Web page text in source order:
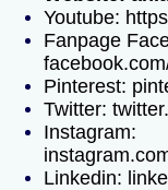
Youtube:
Fanpage
Pinterest:
Twitter:
Instagram:
Linkedin: